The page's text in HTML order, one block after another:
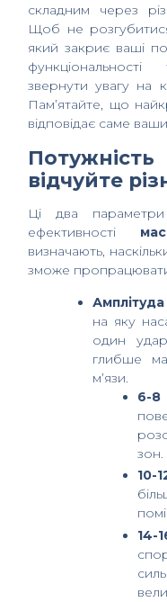
складним через
Щоб не
який закриє ваші
звернути увагу на
Пам’ятайте, що
відповідає саме
відчуйте
Ці два
ефективності
визначають,
зможе пропрацювати
на яку
один
глибше
м’язи.
6-
зон.
10-